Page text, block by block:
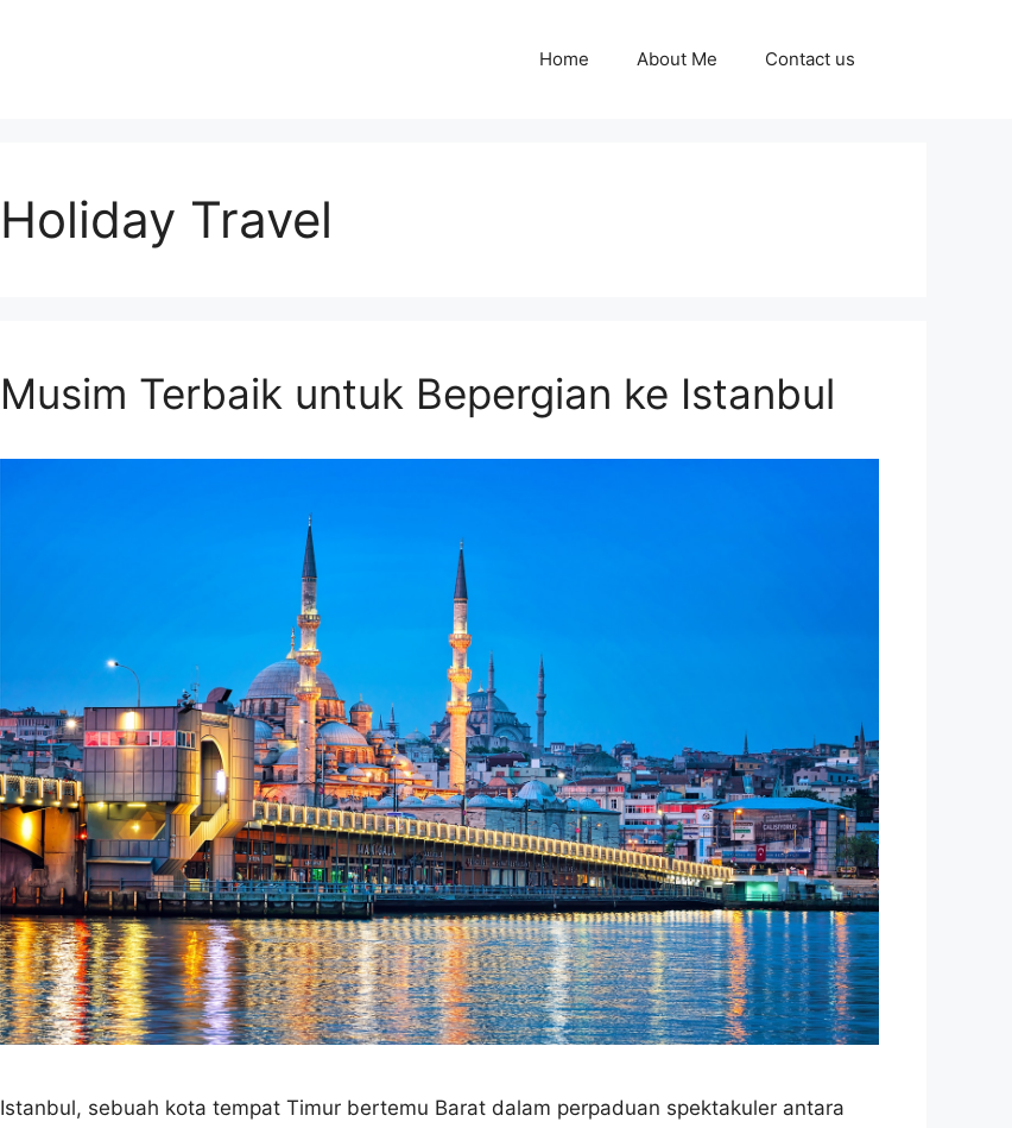
Home About Me Contact us
Holiday Travel
Musim Terbaik untuk Bepergian ke Istanbul
Istanbul, sebuah kota tempat Timur bertemu Barat dalam perpaduan spektakuler antara